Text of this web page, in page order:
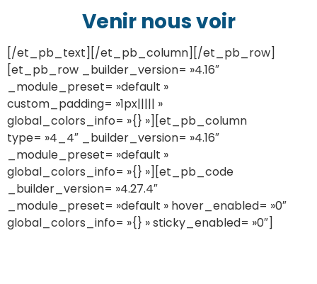
Venir nous voir
[/et_pb_text][/et_pb_column][/et_pb_row]
[et_pb_row _builder_version= »4.16″
_module_preset= »default »
custom_padding= »1px||||| »
global_colors_info= »{} »][et_pb_column
type= »4_4″ _builder_version= »4.16″
_module_preset= »default »
global_colors_info= »{} »][et_pb_code
_builder_version= »4.27.4″
_module_preset= »default » hover_enabled= »0″
global_colors_info= »{} » sticky_enabled= »0″]